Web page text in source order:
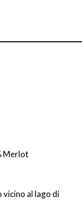
Merlot
vicino al lago di